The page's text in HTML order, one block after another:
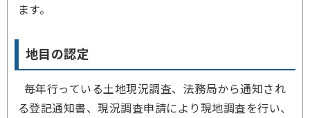
ます。
地目の認定
毎年行っている土地現況調査、法務局から通知され
る登記通知書、現況調査申請により現地調査を行い、